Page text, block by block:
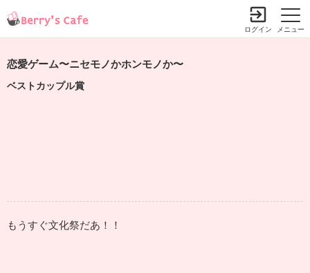
メニュー
ログイン
恋愛ゲーム〜ニセモノかホンモノか〜
ベストカップル賞
もうすぐ文化祭だあ！！